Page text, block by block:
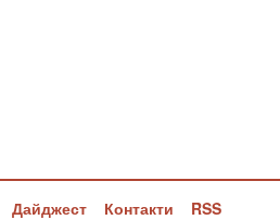
Дайджест Контакти RSS